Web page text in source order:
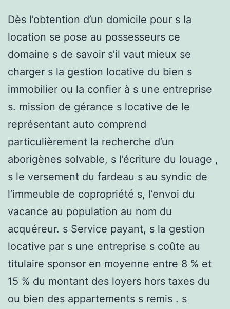
Dès l’obtention d’un domicile pour s la
location se pose au possesseurs ce
domaine s de savoir s’il vaut mieux se
charger s la gestion locative du bien s
immobilier ou la confier à s une entreprise
s. mission de gérance s locative de le
représentant auto comprend
particulièrement la recherche d’un
aborigènes solvable, s l’écriture du louage ,
s le versement du fardeau s au syndic de
l’immeuble de copropriété s, l’envoi du
vacance au population au nom du
acquéreur. s Service payant, s la gestion
locative par s une entreprise s coûte au
titulaire sponsor en moyenne entre 8 % et
15 % du montant des loyers hors taxes du
ou bien des appartements s remis . s